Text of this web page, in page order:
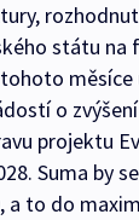
státu na
měsíce
o
projektu
Suma by
a to do